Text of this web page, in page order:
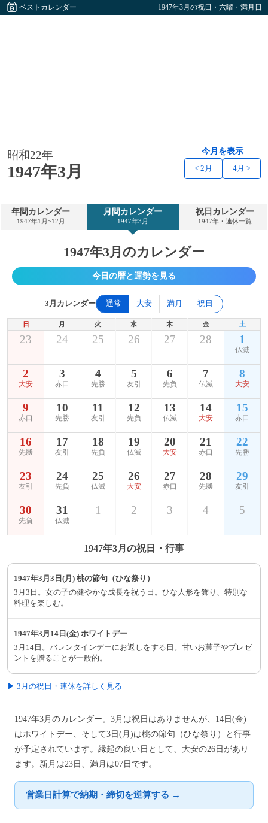
ベストカレンダー 1947年3月の祝日・六曜・満月日
昭和22年
1947年3月
今月を表示
< 2月 4月 >
年間カレンダー
1947年1月~12月
月間カレンダー
1947年3月
祝日カレンダー
1947年・連休一覧
1947年3月のカレンダー
今日の暦と運勢を見る
3月カレンダー 通常 大安 満月 祝日
日 月 火 水 木 金 土
23 24 25 26 27 28 1
仏滅
2
大安
3
赤口
4
先勝
5
友引
6
先負
7
仏滅
8
大安
9
赤口
10
先勝
11
友引
12
先負
13
仏滅
14
大安
15
赤口
16
先勝
17
友引
18
先負
19
仏滅
20
大安
21
赤口
22
先勝
23
友引
24
先負
25
仏滅
26
大安
27
赤口
28
先勝
29
友引
30
先負
31
仏滅
1 2 3 4 5
1947年3月の祝日・行事
1947年3月3日(月) 桃の節句（ひな祭り）
3月3日。女の子の健やかな成長を祝う日。ひな人形を飾り、特別な
料理を楽しむ。
1947年3月14日(金) ホワイトデー
3月14日。バレンタインデーにお返しをする日。甘いお菓子やプレゼ
ントを贈ることが一般的。
▶ 3月の祝日・連休を詳しく見る
1947年3月のカレンダー。3月は祝日はありませんが、14日(金)
はホワイトデー、そして3日(月)は桃の節句（ひな祭り）と行事
が予定されています。縁起の良い日として、大安の26日があり
ます。新月は23日、満月は07日です。
営業日計算で納期・締切を逆算する →